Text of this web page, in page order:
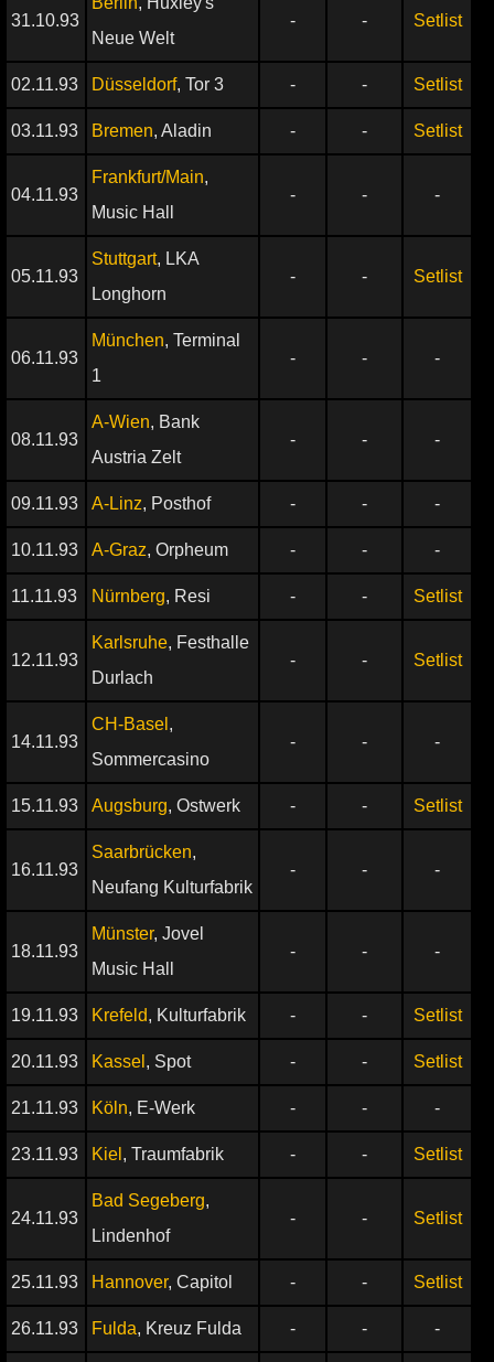
31.10.93
Neue Welt
- - Setlist
02.11.93 Düsseldorf, Tor 3 - - Setlist
03.11.93 Bremen, Aladin - - Setlist
04.11.93
Frankfurt/Main,
Music Hall
- - -
05.11.93
Stuttgart, LKA
Longhorn
- - Setlist
06.11.93
München, Terminal
1
- - -
08.11.93
A-Wien, Bank
Austria Zelt
- - -
09.11.93 A-Linz, Posthof - - -
10.11.93 A-Graz, Orpheum - - -
11.11.93 Nürnberg, Resi - - Setlist
12.11.93
Karlsruhe, Festhalle
Durlach
- - Setlist
14.11.93
CH-Basel ,
Sommercasino
- - -
15.11.93 Augsburg, Ostwerk - - Setlist
16.11.93
Saarbrücken,
Neufang Kulturfabrik
- - -
18.11.93
Münster, Jovel
Music Hall
- - -
19.11.93 Krefeld, Kulturfabrik - - Setlist
20.11.93 Kassel , Spot - - Setlist
21.11.93 Köln, E-Werk - - -
23.11.93 Kiel , Traumfabrik - - Setlist
24.11.93
Bad Segeberg,
Lindenhof
- - Setlist
25.11.93 Hannover, Capitol - - Setlist
26.11.93 Fulda, Kreuz Fulda - - -